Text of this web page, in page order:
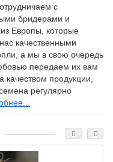
с
бридерами и
Европы, которые
качественными
а мы в свою очередь
передаем их вам
продукции,
регулярно